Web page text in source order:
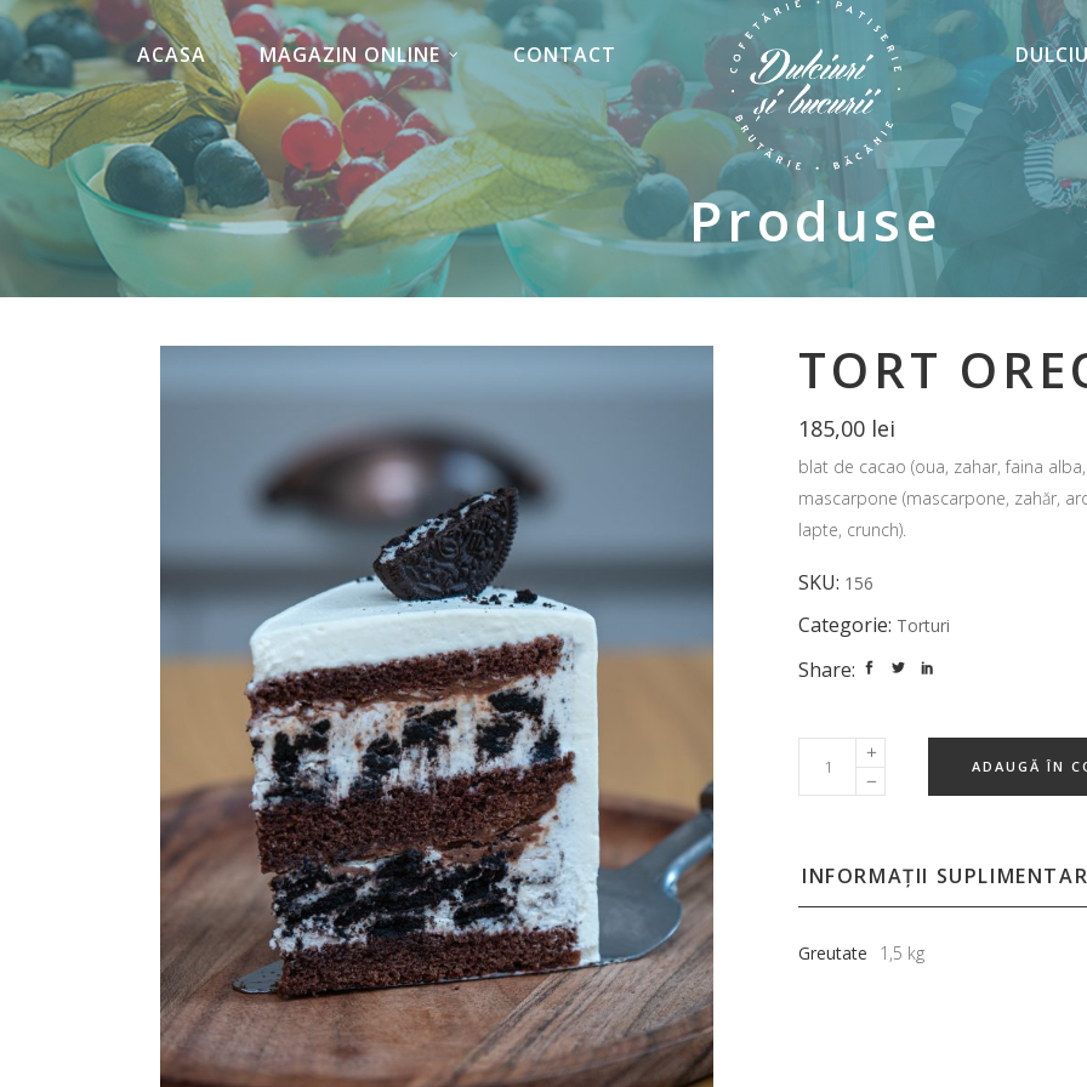
ACASA MAGAZIN ONLINE CONTACT
Produse
TORT
185,00 lei
blat de cacao (oua, zahar, faina
mascarpone (mascarpone, zahăr,
lapte, crunch).
SKU: 156
Categorie: Torturi
Share:
ADAUGĂ ÎN
INFORMAȚII
Greutate 1,5 kg